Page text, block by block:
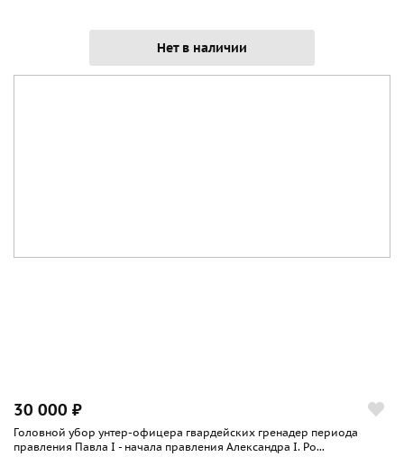
Нет в наличии
30 000 ₽
Головной убор унтер-офицера гвардейских гренадер периода
правления Павла I - начала правления Александра I. Ро...